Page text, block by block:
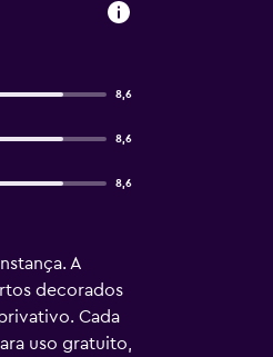
8,6
8,6
8,6
A
decorados
Cada
uso gratuito,